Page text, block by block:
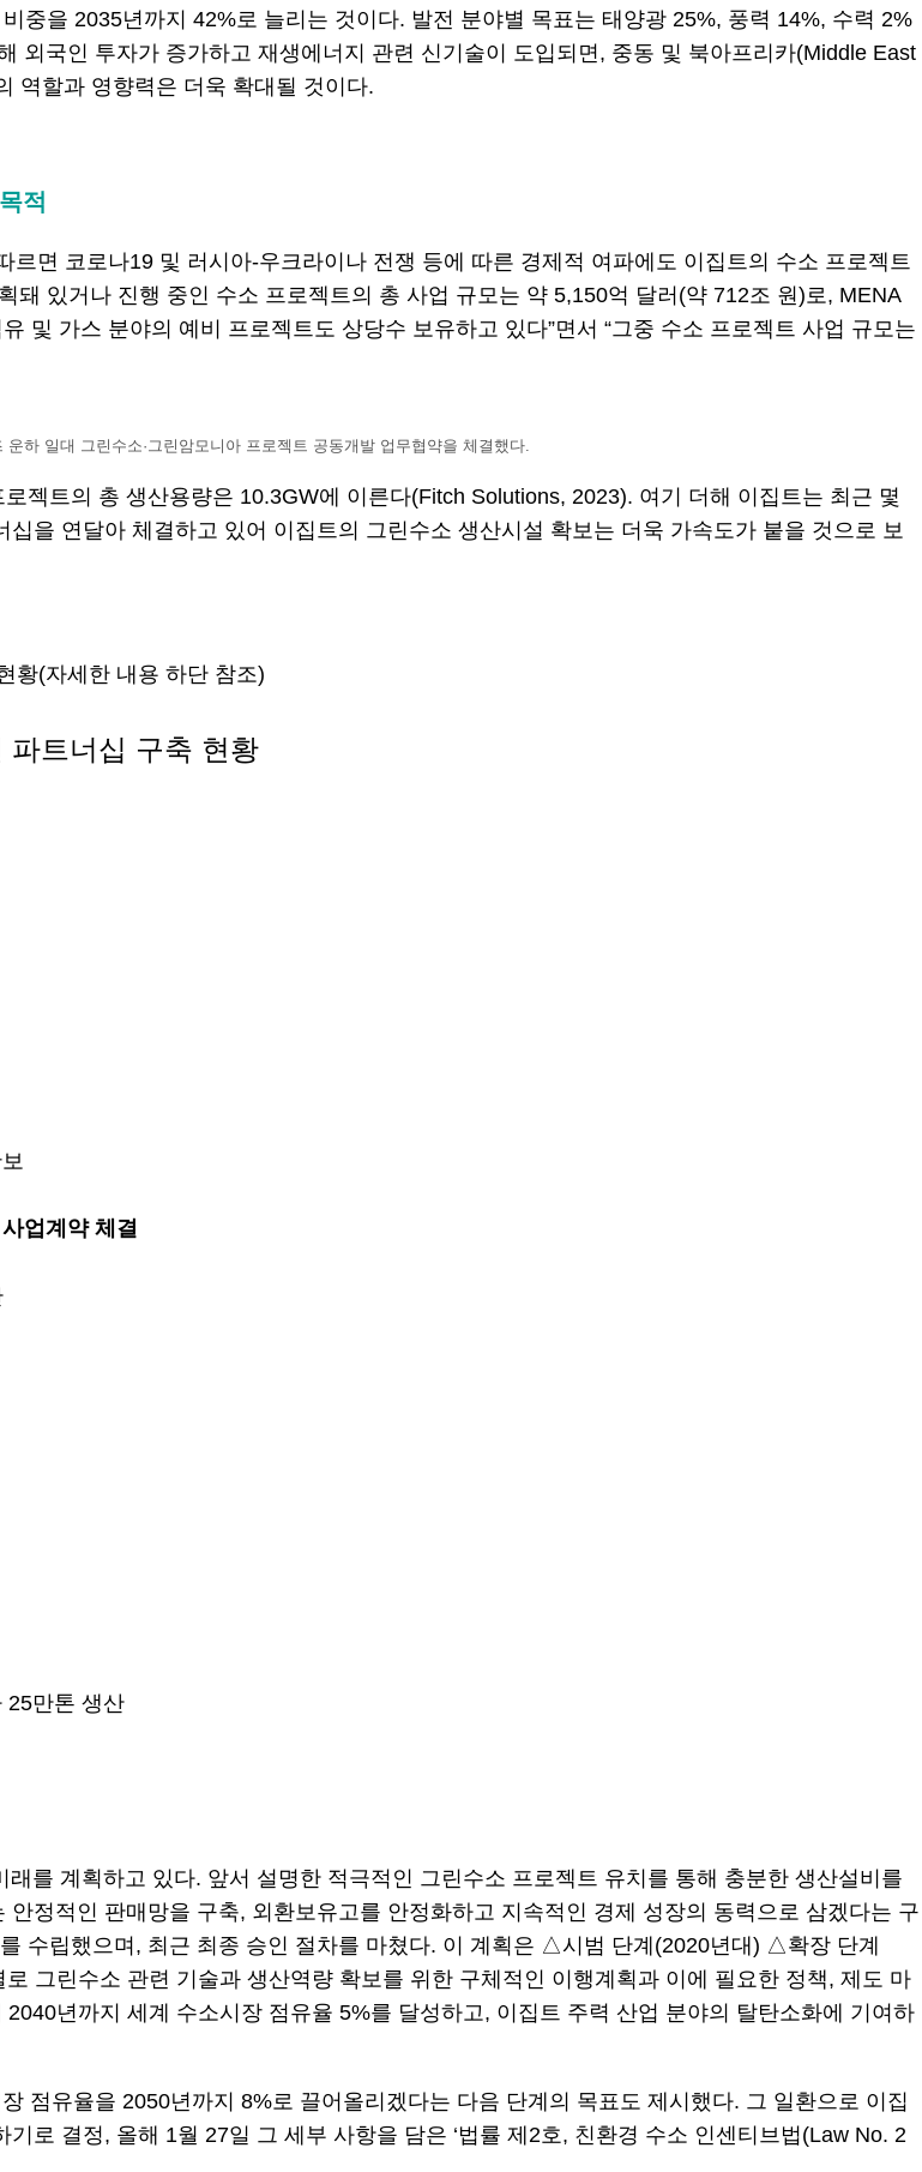
중을 2035년까지 42%로 늘리는 것이다. 발전 분야별 목표는 태양광 25%, 풍력 14%, 수력 2%
외국인 투자가 증가하고 재생에너지 관련 신기술이 도입되면, 중동 및 북아프리카(Middle East
역할과 영향력은 더욱 확대될 것이다.
적
면 코로나19 및 러시아-우크라이나 전쟁 등에 따른 경제적 여파에도 이집트의 수소 프로젝트
있거나 진행 중인 수소 프로젝트의 총 사업 규모는 약 5,150억 달러(약 712조 원)로, MENA
및 가스 분야의 예비 프로젝트도 상당수 보유하고 있다”면서 “그중 수소 프로젝트 사업 규모는
하 일대 그린수소·그린암모니아 프로젝트 공동개발 업무협약을 체결했다.
젝트의 총 생산용량은 10.3GW에 이른다(Fitch Solutions, 2023). 여기 더해 이집트는 최근 몇
을 연달아 체결하고 있어 이집트의 그린수소 생산시설 확보는 더욱 가속도가 붙을 것으로 보
파트너십 구축 현황
업계약 체결
25만톤 생산
를 계획하고 있다. 앞서 설명한 적극적인 그린수소 프로젝트 유치를 통해 충분한 생산설비를
정적인 판매망을 구축, 외환보유고를 안정화하고 지속적인 경제 성장의 동력으로 삼겠다는 구
수립했으며, 최근 최종 승인 절차를 마쳤다. 이 계획은 △시범 단계(2020년대) △확장 단계
그린수소 관련 기술과 생산역량 확보를 위한 구체적인 이행계획과 이에 필요한 정책, 제도 마
년까지 세계 수소시장 점유율 5%를 달성하고, 이집트 주력 산업 분야의 탈탄소화에 기여하
점유율을 2050년까지 8%로 끌어올리겠다는 다음 단계의 목표도 제시했다. 그 일환으로 이집
로 결정, 올해 1월 27일 그 세부 사항을 담은 ‘법률 제2호, 친환경 수소 인센티브법(Law No. 2